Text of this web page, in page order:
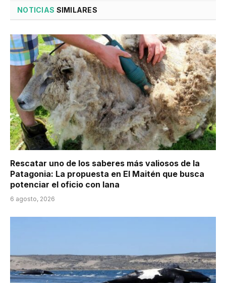
NOTICIAS SIMILARES
Rescatar uno de los saberes más valiosos de la
Patagonia: La propuesta en El Maitén que busca
potenciar el oficio con lana
6 agosto, 2026